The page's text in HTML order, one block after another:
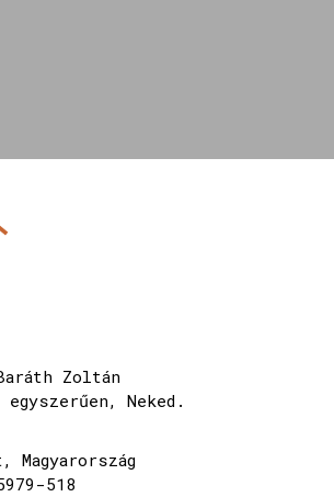
Zoltán
Neked.
Magyarország
518